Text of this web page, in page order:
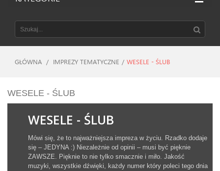
GŁÓWNA / IMPREZY TEMATYCZNE / WESELE - ŚLUB
WESELE - ŚLUB
WESELE - ŚLUB
Mówi się, że to najważniejsza impreza w życiu. Rzadko dodaje
się – JEDYNA :) Niezależnie od opinii – musi być pięknie
ZAWSZE. Pięknie to nie tylko smacznie i miło. Jakość
muzyki, wszystkie dźwięki, każdy numer który poleci tego dnia